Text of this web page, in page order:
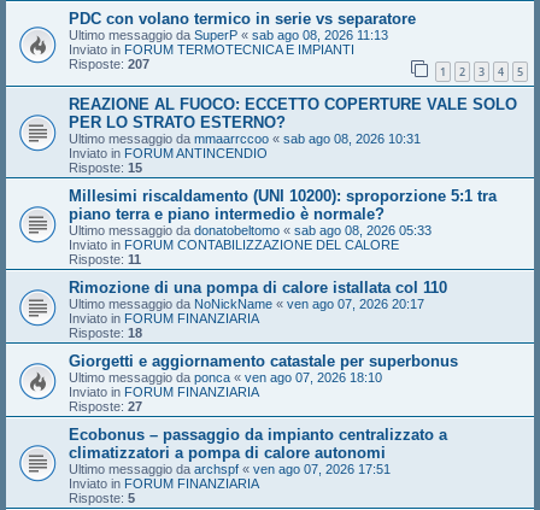
PDC con volano termico in serie vs separatore
Ultimo messaggio da SuperP « sab ago 08, 2026 11:13
Inviato in FORUM TERMOTECNICA E IMPIANTI
Risposte: 207 1 2 3 4 5
REAZIONE AL FUOCO: ECCETTO COPERTURE VALE SOLO
PER LO STRATO ESTERNO?
Ultimo messaggio da mmaarrccoo « sab ago 08, 2026 10:31
Inviato in FORUM ANTINCENDIO
Risposte: 15
Millesimi riscaldamento (UNI 10200): sproporzione 5:1 tra
piano terra e piano intermedio è normale?
Ultimo messaggio da donatobeltomo « sab ago 08, 2026 05:33
Inviato in FORUM CONTABILIZZAZIONE DEL CALORE
Risposte: 11
Rimozione di una pompa di calore istallata col 110
Ultimo messaggio da NoNickName « ven ago 07, 2026 20:17
Inviato in FORUM FINANZIARIA
Risposte: 18
Giorgetti e aggiornamento catastale per superbonus
Ultimo messaggio da ponca « ven ago 07, 2026 18:10
Inviato in FORUM FINANZIARIA
Risposte: 27
Ecobonus – passaggio da impianto centralizzato a
climatizzatori a pompa di calore autonomi
Ultimo messaggio da archspf « ven ago 07, 2026 17:51
Inviato in FORUM FINANZIARIA
Risposte: 5